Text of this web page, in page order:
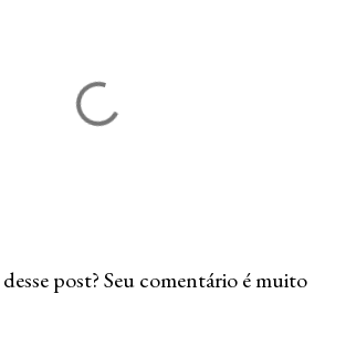
post? Seu comentário é muito